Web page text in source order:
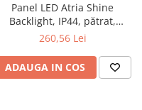
Panel LED Atria Shine
Backlight, IP44, pătrat,
293x293mm, 16W, 1600lm,
260,56 Lei
ADAUGA IN COS